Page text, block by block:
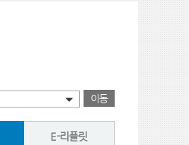
이동
E-리플릿